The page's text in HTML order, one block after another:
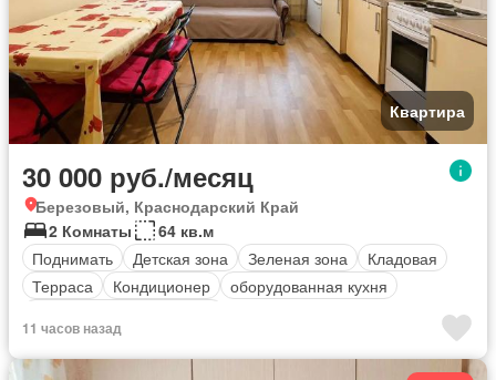
Квартира
30 000 руб./месяц
Березовый, Краснодарский Край
2 Комнаты
64 кв.м
Поднимать
Детская зона Зеленая зона
Кладовая
Терраса
Кондиционер
оборудованная кухня
11 часов назад